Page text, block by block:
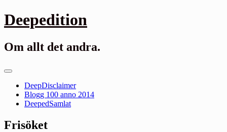
Gå
till
Deepedition
Om allt det andra.
Primär
DeepDisclaimer
Blogg 100 anno 2014
DeepedSamlat
Frisöket